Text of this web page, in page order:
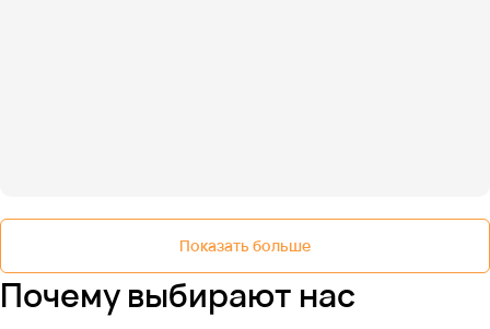
Показать больше
Почему выбирают нас